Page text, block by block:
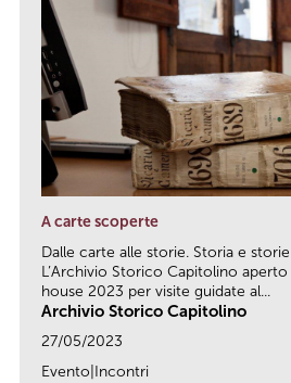
A carte scoperte
Dalle carte alle storie. Storia e storie
L’Archivio Storico Capitolino
house 2023 per visite guidate al...
Archivio Storico Capitolino
27/05/2023
Evento|Incontri